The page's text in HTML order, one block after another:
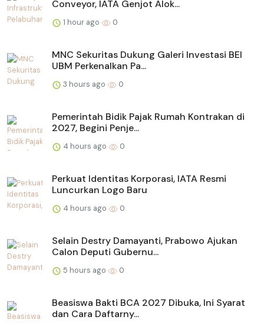
Conveyor, IATA Genjot Alok...
1 hour ago 0
MNC Sekuritas Dukung Galeri Investasi BEI
UBM Perkenalkan Pa...
3 hours ago 0
Pemerintah Bidik Pajak Rumah Kontrakan di
2027, Begini Penje...
4 hours ago 0
Perkuat Identitas Korporasi, IATA Resmi
Luncurkan Logo Baru
4 hours ago 0
Selain Destry Damayanti, Prabowo Ajukan
Calon Deputi Gubernu...
5 hours ago 0
Beasiswa Bakti BCA 2027 Dibuka, Ini Syarat
dan Cara Daftarny...